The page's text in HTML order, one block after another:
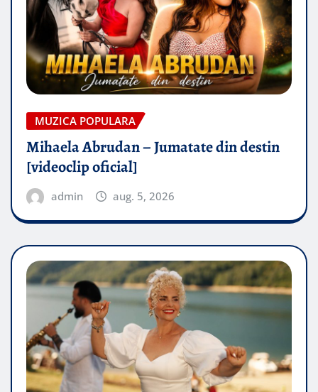
MUZICA POPULARA
Mihaela Abrudan – Jumatate din destin
[videoclip oficial]
admin aug. 5, 2026